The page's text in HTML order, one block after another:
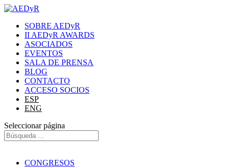
SOBRE AEDyR
II AEDyR AWARDS
ASOCIADOS
EVENTOS
SALA DE PRENSA
BLOG
CONTACTO
ACCESO SOCIOS
ESP
ENG
Seleccionar página
CONGRESOS